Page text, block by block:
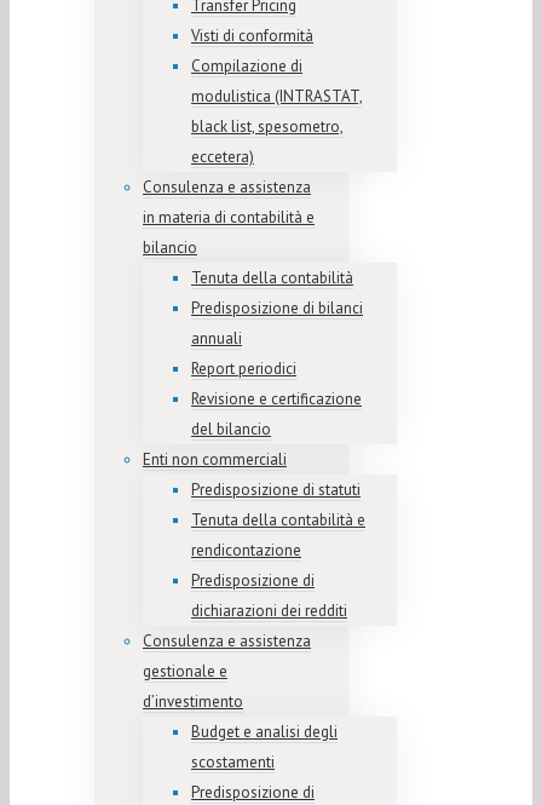
Transfer Pricing
Visti di conformità
Compilazione di
modulistica (INTRASTAT,
black list, spesometro,
eccetera)
Consulenza e assistenza
in materia di contabilità e
bilancio
Tenuta della contabilità
Predisposizione di bilanci
annuali
Report periodici
Revisione e certificazione
del bilancio
Enti non commerciali
Predisposizione di statuti
Tenuta della contabilità e
rendicontazione
Predisposizione di
dichiarazioni dei redditi
Consulenza e assistenza
gestionale e
d’investimento
Budget e analisi degli
scostamenti
Predisposizione di